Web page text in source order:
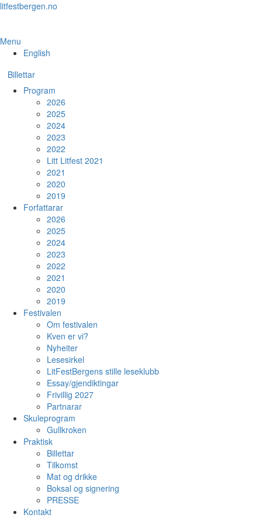
Skip
content
litfestbergen.no
Menu
English
Billettar
Program
2026
2025
2024
2023
2022
Litt Litfest 2021
2021
2020
2019
Forfattarar
2026
2025
2024
2023
2022
2021
2020
2019
Festivalen
Om festivalen
Kven er vi?
Nyheiter
Lesesirkel
LitFestBergens stille leseklubb
Essay/gjendiktingar
Frivillig 2027
Partnarar
Skuleprogram
Gullkroken
Praktisk
Billettar
Tilkomst
Mat og drikke
Boksal og signering
PRESSE
Kontakt